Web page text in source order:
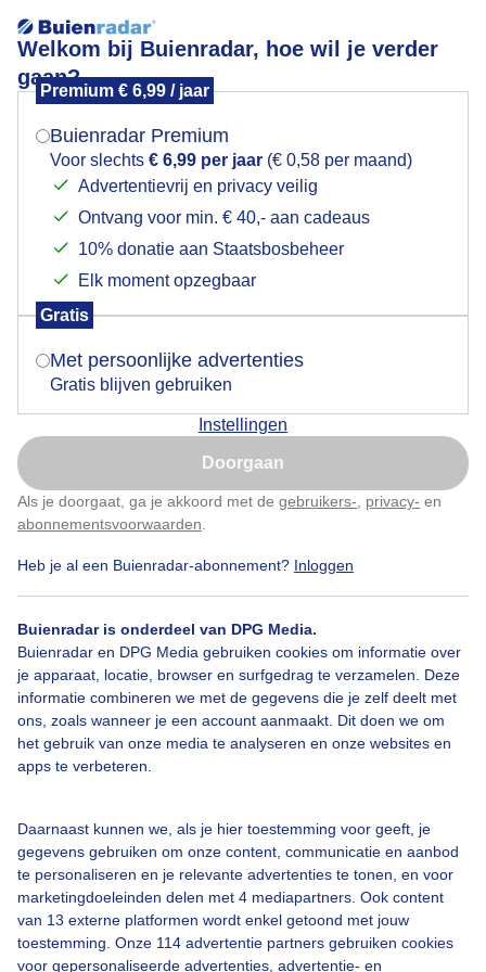
Welkom bij Buienradar, hoe wil je verder
gaan?
Premium € 6,99 / jaar
Buienradar Premium
Voor slechts € 6,99 per jaar (€ 0,58 per maand)
Advertentievrij en privacy veilig
Ontvang voor min. € 40,- aan cadeaus
10% donatie aan Staatsbosbeheer
Elk moment opzegbaar
Gratis
Met persoonlijke advertenties
Gratis blijven gebruiken
Instellingen
Doorgaan
Als je doorgaat, ga je akkoord met de gebruikers- privacy- en
abonnementsvoorwaarden
Heb je al een Buienradar-abonnement? Inloggen
Buienradar is onderdeel van DPG Media.
Buienradar en DPG Media gebruiken cookies om informatie over
je apparaat, locatie, browser en surfgedrag te verzamelen. Deze
informatie combineren we met de gegevens die je zelf deelt met
ons, zoals wanneer je een account aanmaakt. Dit doen we om
het gebruik van onze media te analyseren en onze websites en
apps te verbeteren.
Daarnaast kunnen we, als je hier toestemming voor geeft, je
gegevens gebruiken om onze content, communicatie en aanbod
te personaliseren en je relevante advertenties te tonen, en voor
marketingdoeleinden delen met 4 mediapartners. Ook content
van 13 externe platformen wordt enkel getoond met jouw
toestemming. Onze 114 advertentie partners gebruiken cookies
voor gepersonaliseerde advertenties, advertentie- en
heidelibel
Populaire categorieën
Lente
Zomer
Over Buienradar
Bedrijfsgegevens
Veelgestelde vragen
Contact
Gebruikersvoorwaarden
Adverteren
Buienradar Team
Privacy beleid
Mogen we je locatie gebruiken voor het
Indien je hier nog geen akkoord op hebt gegeven,
verschijnt er zo een pop-up uit je browser waarin
Is goed, toon de popup
Nu niet, misschien later
Klik hierom dit aan te passen